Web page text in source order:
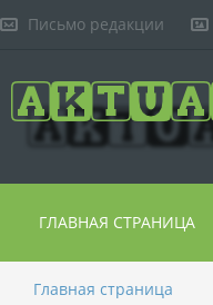
Письмо редакции
ГЛАВНАЯ СТРАНИЦА
Главная страница